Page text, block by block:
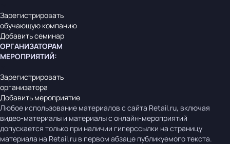
Зарегистрировать
обучающую компанию
Добавить семинар
ОРГАНИЗАТОРАМ
МЕРОПРИЯТИЙ:
Зарегистрировать
организатора
Добавить мероприятие
Любое использование материалов с сайта Retail.ru, включая
видео-материалы и материалы с онлайн-мероприятий
допускается только при наличии гиперссылки на страницу
материала на Retail.ru в первом абзаце публикуемого текста.